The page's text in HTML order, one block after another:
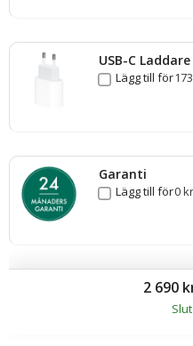
USB-C
Lägg till för
Garanti
Lägg till för0kr
2 690